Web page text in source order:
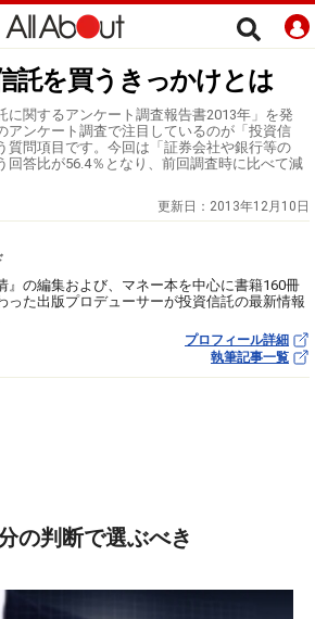
託を買うきっかけとは
に関するアンケート調査報告書2013年」を発
アンケート調査で注目しているのが「投資信
質問項目です。今回は「証券会社や銀行等の
回答比が56.4％となり、前回調査時に比べて減
更新日： 2013年12月10日
』の編集および、マネー本を中心に書籍160冊
った出版プロデューサーが投資信託の最新情報
プロフィール詳細
執筆記事一覧
の判断で選ぶべき